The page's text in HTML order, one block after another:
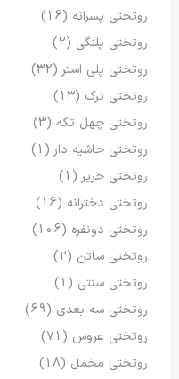
روتختی پسرانه (16)
روتختی پلنگی (2)
روتختی پلی استر (32)
روتختی ترک (13)
روتختی چهل تکه (3)
روتختی حاشیه دار (1)
روتختی حریر (1)
روتختی دخترانه (16)
روتختی دونفره (106)
روتختی ساتن (2)
روتختی سنتی (1)
روتختی سه بعدی (69)
روتختی عروس (71)
روتختی مخمل (18)